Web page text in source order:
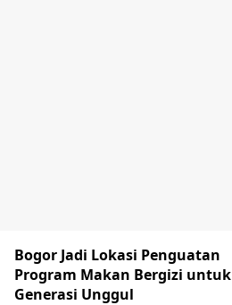
Bogor Jadi Lokasi Penguatan
Program Makan Bergizi untuk
Generasi Unggul